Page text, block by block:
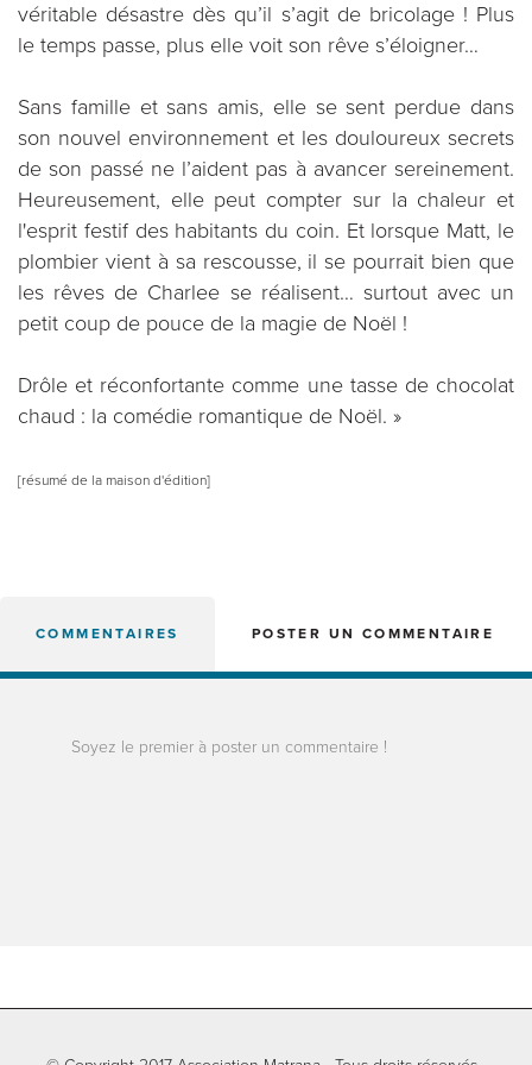
véritable désastre dès qu’il s’agit de bricolage ! Plus
le temps passe, plus elle voit son rêve s’éloigner…
Sans famille et sans amis, elle se sent perdue dans
son nouvel environnement et les douloureux secrets
de son passé ne l’aident pas à avancer sereinement.
Heureusement, elle peut compter sur la chaleur et
l'esprit festif des habitants du coin. Et lorsque Matt, le
plombier vient à sa rescousse, il se pourrait bien que
les rêves de Charlee se réalisent… surtout avec un
petit coup de pouce de la magie de Noël !
Drôle et réconfortante comme une tasse de chocolat
chaud : la comédie romantique de Noël. »
[résumé de la maison d'édition]
COMMENTAIRES POSTER UN COMMENTAIRE
Soyez le premier à poster un commentaire !